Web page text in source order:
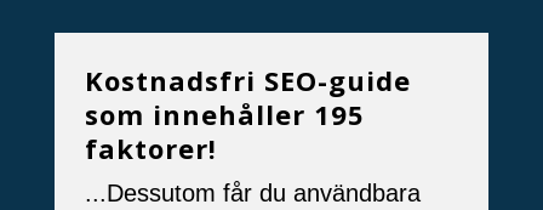
Kostnadsfri SEO-guide
som innehåller 195
faktorer!
...Dessutom får du användbara